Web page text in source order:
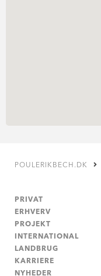
POULERIKBECH.DK
PRIVAT
ERHVERV
PROJEKT
INTERNATIONAL
LANDBRUG
KARRIERE
NYHEDER